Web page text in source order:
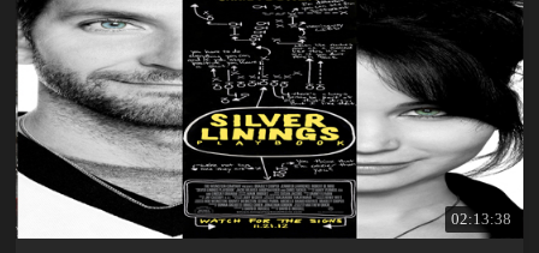
02:13:38